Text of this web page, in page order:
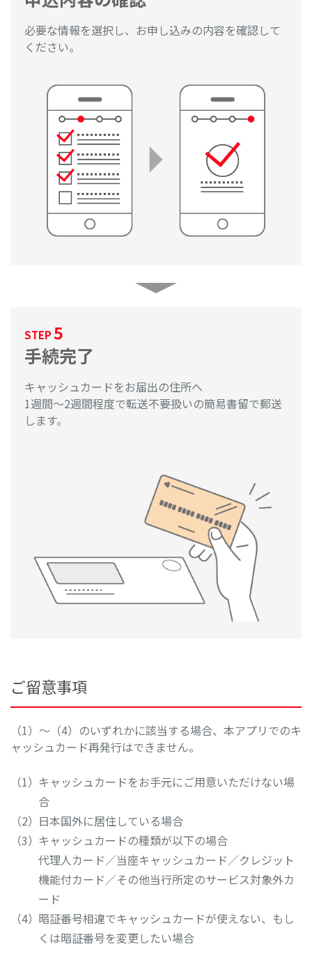
必要な情報を選択し、お申し込みの内容を確認して
ください。
STEP5
手続完了
キャッシュカードをお届出の住所へ
1週間～2週間程度で転送不要扱いの簡易書留で郵送
します。
ご留意事項
（1）～（4）のいずれかに該当する場合、本アプリでのキ
ャッシュカード再発行はできません。
キャッシュカードをお手元にご用意いただけない場
合
日本国外に居住している場合
キャッシュカードの種類が以下の場合
代理人カード／当座キャッシュカード／クレジット
機能付カード／その他当行所定のサービス対象外カ
ード
暗証番号相違でキャッシュカードが使えない、もし
くは暗証番号を変更したい場合